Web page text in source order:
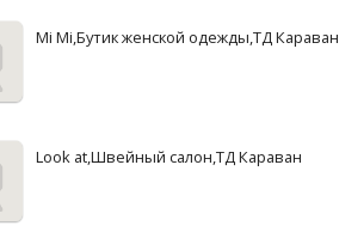
Mi Mi,Бутик женской одежды,ТД Караван
Look at,Швейный салон,ТД Караван